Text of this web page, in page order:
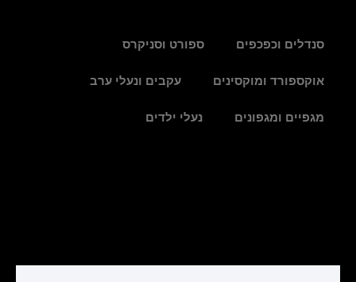
סנדלים וכפכפים ספורט וסניקרס
אוקספורד ומוקסינים עקבים ונעלי ערב
מגפיים ומגפונים נעלי ילדים